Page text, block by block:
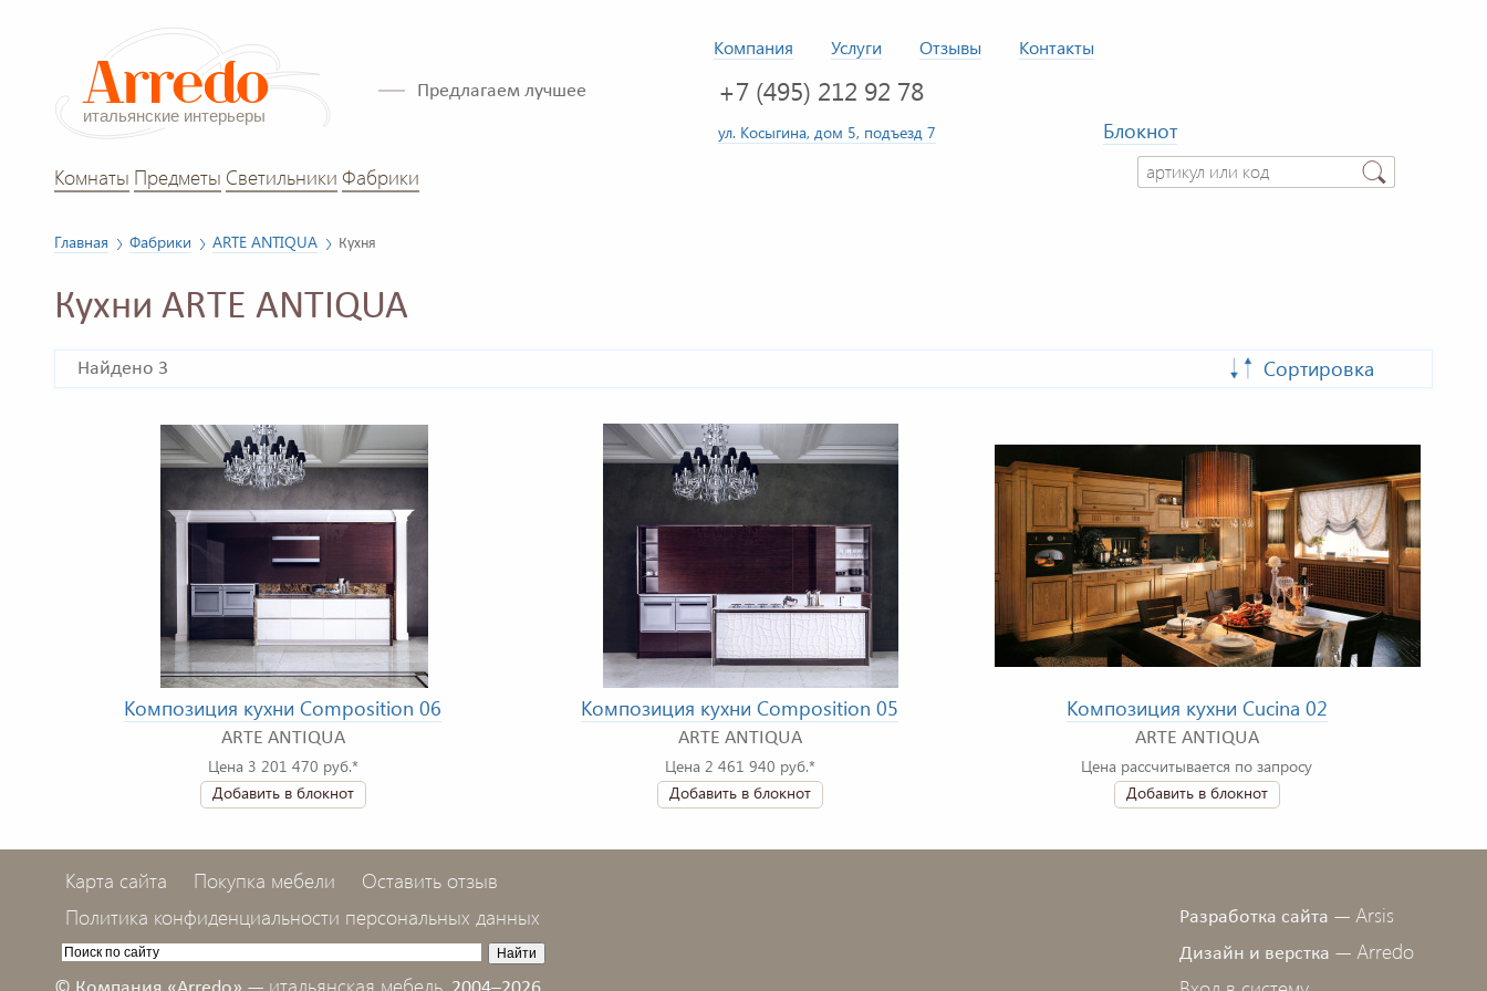
Компания Услуги Отзывы Контакты
Предлагаем лучшее +7 (495) 212 92 78
ул. Косыгина, дом 5, подъезд 7
Блокнот
Комнаты Предметы Светильники Фабрики
Главная Фабрики ARTE ANTIQUA Кухня
Кухни ARTE ANTIQUA
Найдено 3 Сортировка
Композиция кухни Composition 06
ARTE ANTIQUA
Цена 3 201 470 руб.*
Добавить в блокнот
Композиция кухни Composition 05
ARTE ANTIQUA
Цена 2 461 940 руб.*
Добавить в блокнот
Композиция кухни Cucina 02
ARTE ANTIQUA
Цена рассчитывается по запросу
Добавить в блокнот
Карта сайта Покупка мебели
Оставить отзыв
Политика конфиденциальности персональных данных
Разработка сайта — Arsis
Дизайн и верстка — Arredo